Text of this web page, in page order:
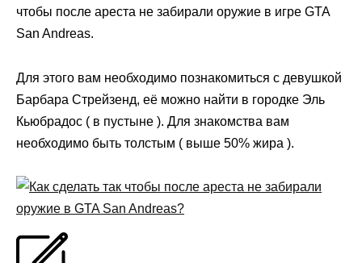
чтобы после ареста не забирали оружие в игре GTA
San Andreas.
Для этого вам необходимо познакомиться с девушкой
Барбара Стрейзенд, её можно найти в городке Эль
Кьюбрадос ( в пустыне ). Для знакомства вам
необходимо быть толстым ( выше 50% жира ).